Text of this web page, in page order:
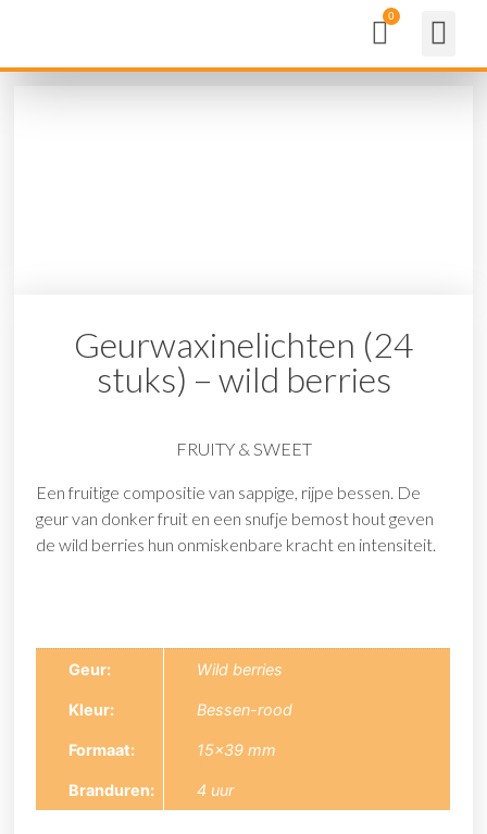
Geurwaxinelichten (24
stuks) – wild berries
FRUITY & SWEET
Een fruitige compositie van sappige, rijpe bessen. De
geur van donker fruit en een snufje bemost hout geven
de wild berries hun onmiskenbare kracht en intensiteit.
Geur Wild berries
Kleur Bessen-rood
Formaat 15×39 mm
Branduren 4 uur